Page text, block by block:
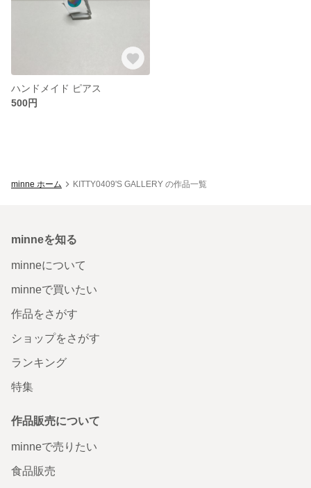
ハンドメイド ピアス
500円
minne ホーム KITTY0409'S GALLERY の作品一覧
minneを知る
minneについて
minneで買いたい
作品をさがす
ショップをさがす
ランキング
特集
作品販売について
minneで売りたい
食品販売